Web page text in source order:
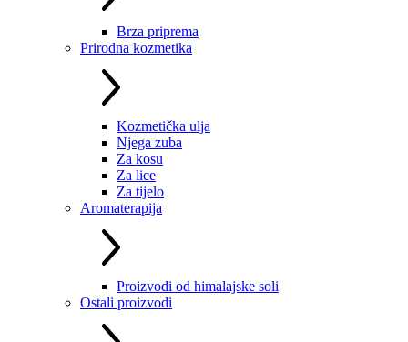
Brza priprema
Prirodna kozmetika
Kozmetička ulja
Njega zuba
Za kosu
Za lice
Za tijelo
Aromaterapija
Proizvodi od himalajske soli
Ostali proizvodi